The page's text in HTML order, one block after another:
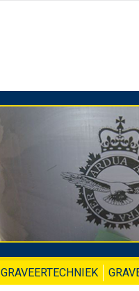
GRAVEERTECHNIEK